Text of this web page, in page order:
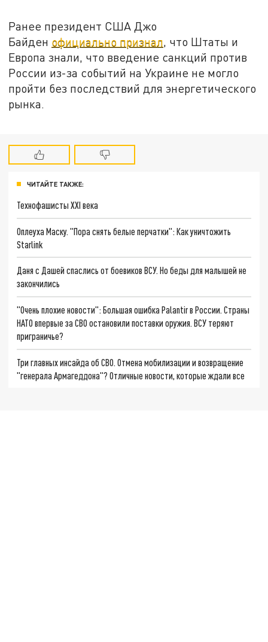
Ранее президент США Джо
Байден официально признал, что Штаты и
Европа знали, что введение санкций против
России из-за событий на Украине не могло
пройти без последствий для энергетического
рынка.
ЧИТАЙТЕ ТАКЖЕ:
Технофашисты XXI века
Оплеуха Маску. "Пора снять белые перчатки": Как уничтожить
Starlink
Даня с Дашей спаслись от боевиков ВСУ. Но беды для малышей не
закончились
"Очень плохие новости": Большая ошибка Palantir в России. Страны
НАТО впервые за СВО остановили поставки оружия. ВСУ теряют
приграничье?
Три главных инсайда об СВО. Отмена мобилизации и возвращение
"генерала Армагеддона"? Отличные новости, которые ждали все